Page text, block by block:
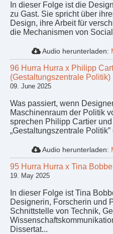
In dieser Folge ist die
zu Gast. Sie spricht über
Design, ihre Arbeit für
die Mechanismen von
Audio herunterladen:
96 Hurra Hurra x Philipp
(Gestaltungszentrale Politik)
09. June 2025
Was passiert, wenn
Maschinenraum der Politik
sprechen Philipp Cartier
„Gestaltungszentrale
Audio herunterladen:
95 Hurra Hurra x Tina Bobbe
19. May 2025
In dieser Folge ist Tina
Designerin, Forscherin und
Schnittstelle von Technik,
Dissertat...